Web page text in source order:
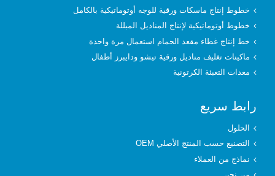
خطوط إنتاج ماسكات ورقية للوجه أوتوماتيكية بالكامل
خطوط أوتوماتيكية لإنتاج المناديل المبللة
خط إنتاج غطاء مقعد الحمام استعمال مرة واحدة
ماكينات تغليف مناديل ورقية تيشو ودايبرز أطفال
معدات التعبئة الكرتونية
رابط سريع
الحلول
التصنيع حسب المنتج الأصلي OEM
نماذج من العملاء